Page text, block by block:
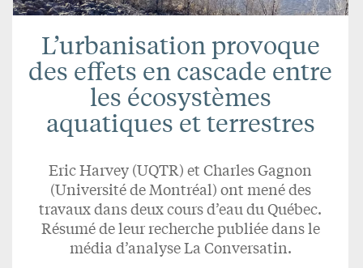
L’urbanisation provoque
des effets en cascade entre
les écosystèmes
aquatiques et terrestres
Eric Harvey (UQTR) et Charles Gagnon
(Université de Montréal) ont mené des
travaux dans deux cours d’eau du Québec.
Résumé de leur recherche publiée dans le
média d’analyse La Conversatin.